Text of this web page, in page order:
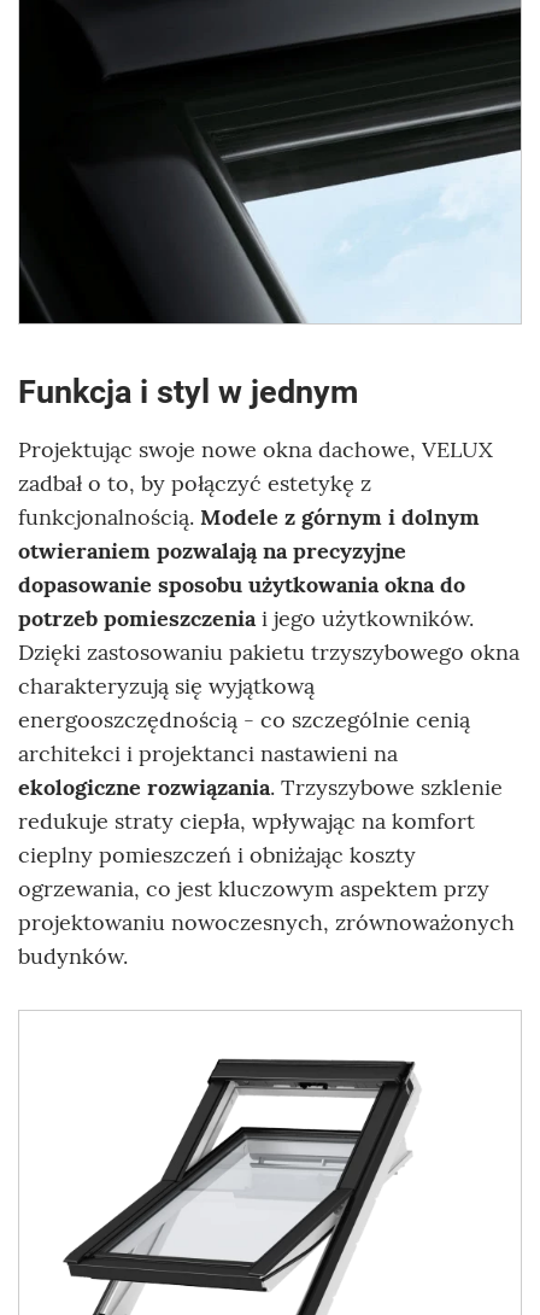
Funkcja i styl w jednym
Projektując swoje nowe okna dachowe, VELUX
zadbał o to, by połączyć estetykę z
funkcjonalnością. Modele z górnym i dolnym
otwieraniem pozwalają na precyzyjne
dopasowanie sposobu użytkowania okna do
potrzeb pomieszczeniai jego użytkowników.
Dzięki zastosowaniu pakietu trzyszybowego okna
charakteryzują się wyjątkową
energooszczędnością - co szczególnie cenią
architekci i projektanci nastawieni na
ekologiczne rozwiązania. Trzyszybowe szklenie
redukuje straty ciepła, wpływając na komfort
cieplny pomieszczeń i obniżając koszty
ogrzewania, co jest kluczowym aspektem przy
projektowaniu nowoczesnych, zrównoważonych
budynków.